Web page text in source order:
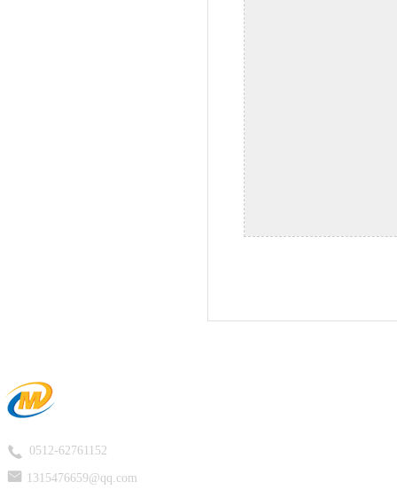
0512-62761152
1315476659@qq.com